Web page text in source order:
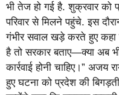
भी तेज हो गई है. शुक्रवार को
परिवार से मिलने पहुंचे. इस
गंभीर सवाल खड़े करते हुए कहा
है तो सरकार बताए—क्या अब
कार्रवाई होनी चाहिए।” अजय
हुए घटना को प्रदेश की बिगड़ती